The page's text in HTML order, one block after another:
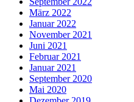
März 2022
Januar 2022
November 2021
Juni 2021
Februar 2021
Januar 2021
September 2020
Mai 2020